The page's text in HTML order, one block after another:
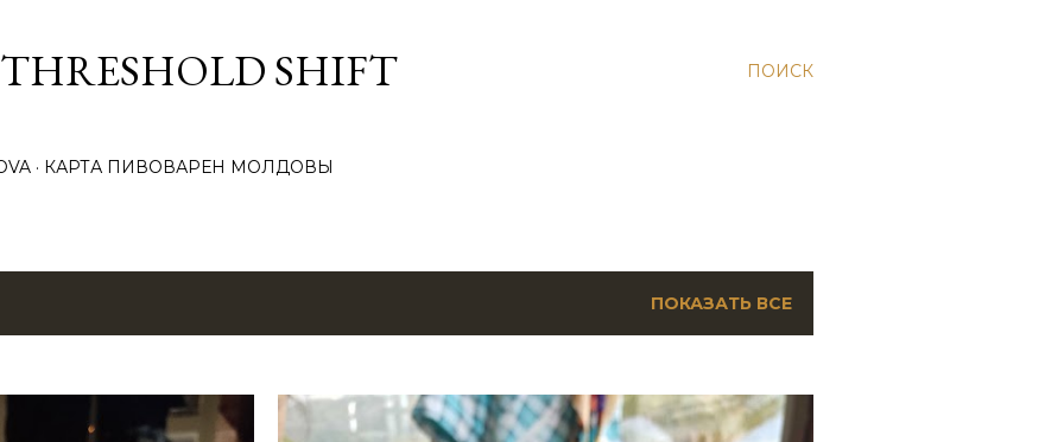
ПОИСК
SHIFT
КАРТА ПИВОВАРЕН МОЛДОВЫ
ПОКАЗАТЬ ВСЕ